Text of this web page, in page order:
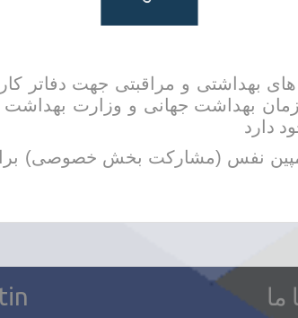
های بهداشتی و مراقبتی جهت دفاتر
بهداشت جهانی و وزارت بهداشت
دارد
نفس (مشارکت بخش خصوصی)
ما